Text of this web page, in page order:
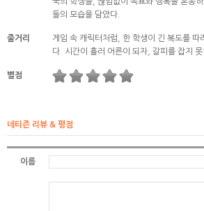
들의 모습을 담았다.
줄거리
게임 속 캐릭터처럼, 한 학생이 긴 복도를
다. 시간이 흘러 어른이 되자, 갈피를 잡지 못
별점
네티즌 리뷰 & 평점
이름